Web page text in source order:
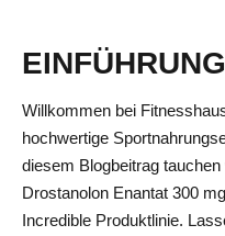
EINFÜHRUNG
Willkommen bei
hochwertige
diesem Blogbeitrag
Drostanolon Enantat 300
Incredible Produktlinie.